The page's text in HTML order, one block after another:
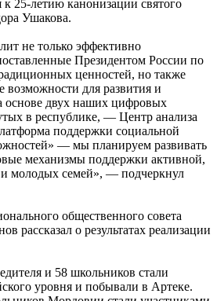
25-летию канонизации святого
Ушакова.
не только эффективно
Президентом России по
ценностей, но также
возможности для развития и
основе двух наших цифровых
в республике, — Центр анализа
поддержки социальной
— мы планируем развивать
механизмы поддержки активной,
молодых семей», — подчеркнул
общественного совета
рассказал о результатах реализации
и 58 школьников стали
уровня и побывали в Артеке.